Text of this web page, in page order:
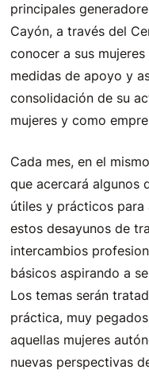
principales
Cayón, a través del
conocer a sus
medidas de apoyo y
consolidación de su
mujeres y como
Cada mes, en el
que acercará algunos
útiles y prácticos para
estos desayunos de
intercambios
básicos aspirando a
Los temas serán
práctica, muy
aquellas mujeres
nuevas perspectivas